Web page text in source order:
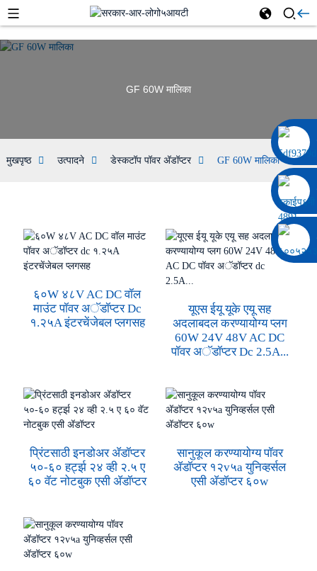
००८६ १३३२२९२०६९७
GF 60W मालिका
मुखपृष्ठ उत्पादने डेस्कटॉप पॉवर अ‍ॅडॉप्टर GF 60W मालिका
६०W ४८V AC DC वॉल
माउंट पॉवर अॅडॉप्टर Dc
१.२५A इंटरचेंजेबल प्लगसह
यूएस ईयू यूके एयू सह
अदलाबदल करण्यायोग्य प्लग
60W 24V 48V AC DC
पॉवर अॅडॉप्टर Dc 2.5A...
प्रिंटसाठी इनडोअर अ‍ॅडॉप्टर
५०-६० हर्ट्झ २४ व्ही २.५ ए
६० वॅट नोटबुक एसी अ‍ॅडॉप्टर
सानुकूल करण्यायोग्य पॉवर
अ‍ॅडॉप्टर १२v५a युनिव्हर्सल
एसी अ‍ॅडॉप्टर ६०w